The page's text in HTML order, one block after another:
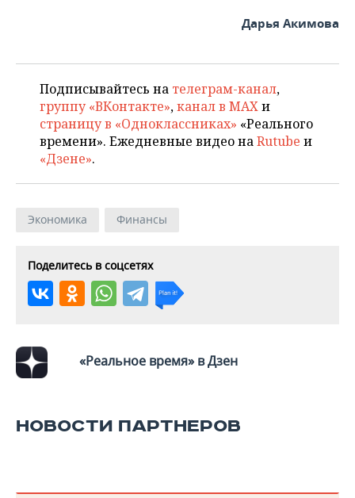
КИБЕРСПОРТ
ФИГУРНОЕ КАТАНИЕ
ВОДНЫЕ ВИДЫ СПОРТА
КУЛЬТУРА
МЕДИЦИНА
ОБРАЗОВАНИЕ
СПИСОК КОМПАНИЙ
Дарья Акимова
Подписывайтесь на телеграм-канал,
группу «ВКонтакте»,канал в MAXи
страницу в «Одноклассниках» «Реального
времени». Ежедневные видео наRutube и
«Дзене».
Экономика Финансы
Поделитесь в соцсетях
«Реальное время» в Дзен
НОВОСТИ ПАРТНЕРОВ